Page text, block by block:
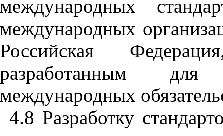
международных
международных
Российская
Федерация
разработанным
для
международных
4.8 Разработку